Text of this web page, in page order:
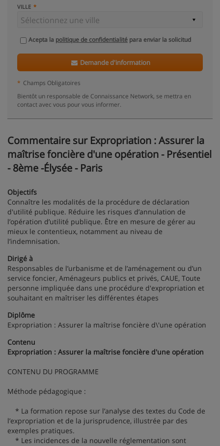
VILLE
Acepta la politique de confidentialité para enviar la solicitud
Demande d'information
* Champs Obligatoires
Bientôt un responsable de Connaissance Network, se mettra en
contact avec vous pour vous informer.
Commentaire sur Expropriation : Assurer la
maîtrise foncière d'une opération - Présentiel
- 8ème -Élysée - Paris
Objectifs
Connaître les modalités de la procédure de déclaration
d'utilité publique. Réduire les risques d’annulation de
l’opération d’utilité publique. Être en mesure de gérer au
mieux le contentieux, notamment au niveau de
l’indemnisation.
Dirigé à
Responsables de l’urbanisme et de l’aménagement ou d’un
service foncier, Aménageurs publics et privés, CAUE, Toute
personne impliquée dans une procédure d'expropriation et
souhaitant en maîtriser les différentes étapes
Diplôme
Expropriation : Assurer la maîtrise foncière d\'une opération
Contenu
Expropriation : Assurer la maîtrise foncière d'une opération
CONTENU DU PROGRAMME
Méthode pédagogique :
* La formation repose sur l’analyse des textes du Code de
l’expropriation et de la jurisprudence, illustrée par des
exemples pratiques.
* Les incidences de la nouvelle réglementation sont